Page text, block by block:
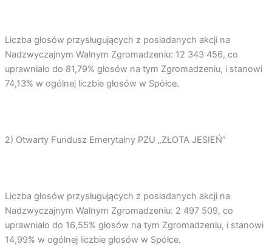
Liczba głosów przysługujących z posiadanych akcji na
Nadzwyczajnym Walnym Zgromadzeniu: 12 343 456, co
uprawniało do 81,79% głosów na tym Zgromadzeniu, i stanowi
74,13% w ogólnej liczbie głosów w Spółce.
2) Otwarty Fundusz Emerytalny PZU „ZŁOTA JESIEŃ”
Liczba głosów przysługujących z posiadanych akcji na
Nadzwyczajnym Walnym Zgromadzeniu: 2 497 509, co
uprawniało do 16,55% głosów na tym Zgromadzeniu, i stanowi
14,99% w ogólnej liczbie głosów w Spółce.